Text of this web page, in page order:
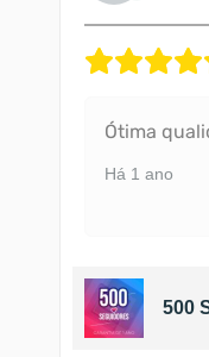
Ótima
Há 1 ano
500